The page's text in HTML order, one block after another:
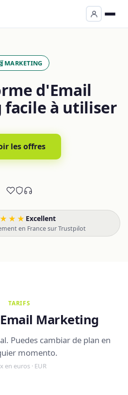
MARKETING
d'Email
à utiliser
les offres
Excellent·
en France sur Trustpilot
TARIFS
Marketing
Puedes cambiar de plan en
momento.
en euros · EUR